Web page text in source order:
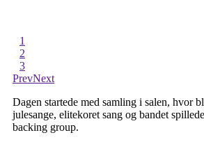
1
2
3
PrevNext
Dagen startede med samling i salen, hvor
julesange, elitekoret sang og bandet
backing group.